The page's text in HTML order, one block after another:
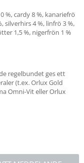
%, cardy 8 %, kanariefrö
silverhirs 4 %, linfrö 3 %,
1,5 %, nigerfrön 1 %
regelbundet ges ett
(t.ex. Orlux Gold
Omni-Vit eller Orlux